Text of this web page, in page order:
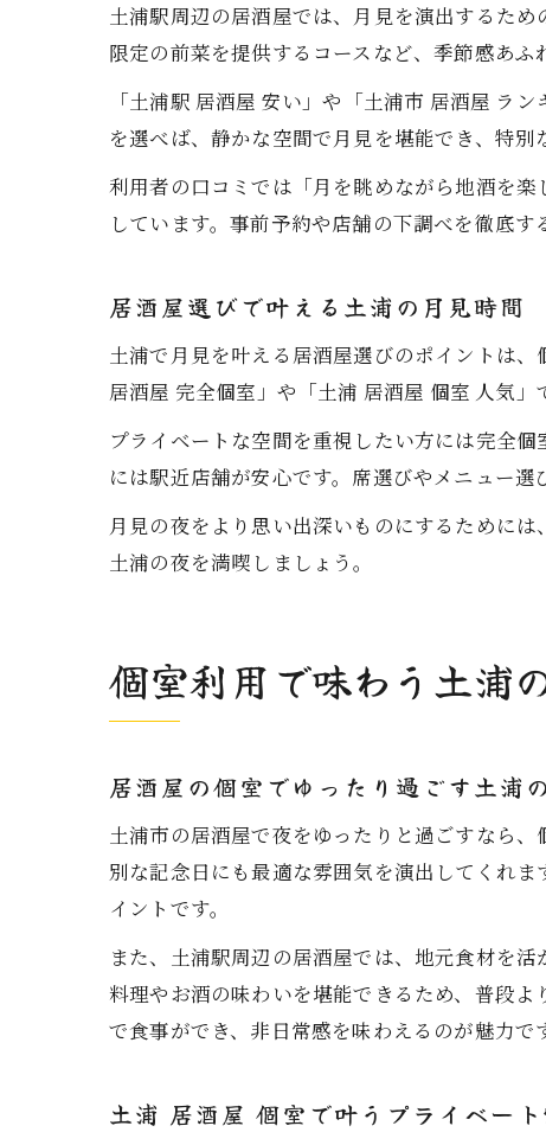
土浦駅周辺の居酒屋では、月見を演出するた
限定の前菜を提供するコースなど、季節感あふ
「土浦駅 居酒屋 安い」や「土浦市 居酒屋 ラ
を選べば、静かな空間で月見を堪能でき、特別
利用者の口コミでは「月を眺めながら地酒を
しています。事前予約や店舗の下調べを徹底す
居酒屋選びで叶える土浦の月見時間
土浦で月見を叶える居酒屋選びのポイントは
居酒屋 完全個室」や「土浦 居酒屋 個室 人気
プライベートな空間を重視したい方には完全
には駅近店舗が安心です。席選びやメニュー
月見の夜をより思い出深いものにするために
土浦の夜を満喫しましょう。
個室利用で味わう土浦
居酒屋の個室でゆったり過ごす土浦
土浦市の居酒屋で夜をゆったりと過ごすなら
別な記念日にも最適な雰囲気を演出してくれ
イントです。
また、土浦駅周辺の居酒屋では、地元食材を
料理やお酒の味わいを堪能できるため、普段
で食事ができ、非日常感を味わえるのが魅力で
土浦 居酒屋 個室で叶うプライベー